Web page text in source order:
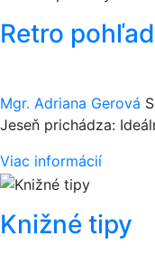
Retro
Mgr. Adriana Gerová
Jeseň prichádza:
Viac informácií
Knižné tipy